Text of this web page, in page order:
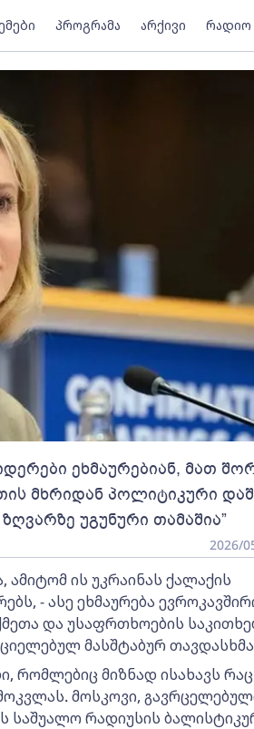
პროგრამა არქივი რადიო
ეხმაურებიან, მათ
მხრიდან პოლიტიკური
უგუნური თამაშია”
2026/
ის უკრაინას ქალაქის
- ასე ეხმაურება
და უსაფრთხოების
მასშტაბურ
რომლებიც მიზნად ისახავს რაც
მოსკოვი,
საშუალო რადიუსის